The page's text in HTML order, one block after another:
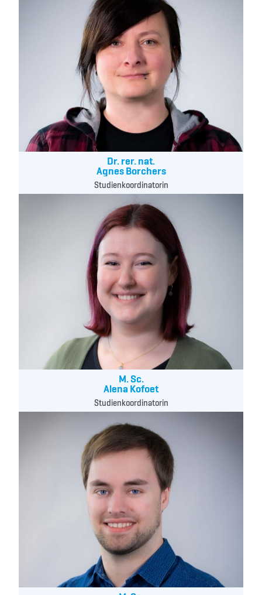
Dr. rer. nat.
Agnes Borchers
Studienkoordinatorin
M. Sc.
Alena Kofoet
Studienkoordinatorin